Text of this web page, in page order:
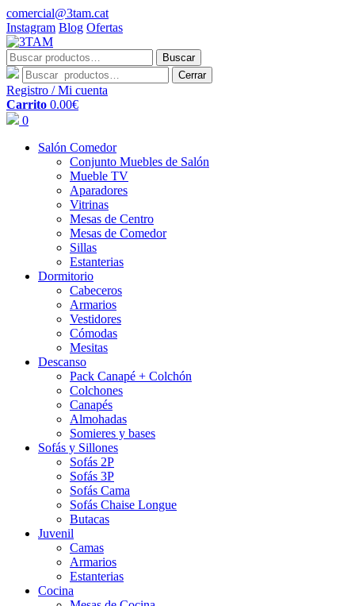
comercial@3tam.cat
Instagram Blog Ofertas
Buscar
por:
Buscar
Cerrar
Registro / Mi cuenta
Carrito 0.00€
0
Salón Comedor
Conjunto Muebles de Salón
Mueble TV
Aparadores
Vitrinas
Mesas de Centro
Mesas de Comedor
Sillas
Estanterias
Dormitorio
Cabeceros
Armarios
Vestidores
Cómodas
Mesitas
Descanso
Pack Canapé + Colchón
Colchones
Canapés
Almohadas
Somieres y bases
Sofás y Sillones
Sofás 2P
Sofás 3P
Sofás Cama
Sofás Chaise Longue
Butacas
Juvenil
Camas
Armarios
Estanterias
Cocina